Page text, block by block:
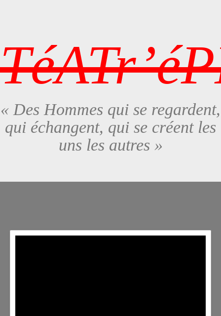
« Des Hommes qui se regardent,
qui échangent, qui se créent les
uns les autres »